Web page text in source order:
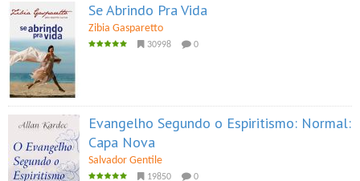
Se Abrindo Pra Vida
Zibia Gasparetto
30998 0
Evangelho Segundo o Espiritismo: Normal:
Capa Nova
Salvador Gentile
19850 0